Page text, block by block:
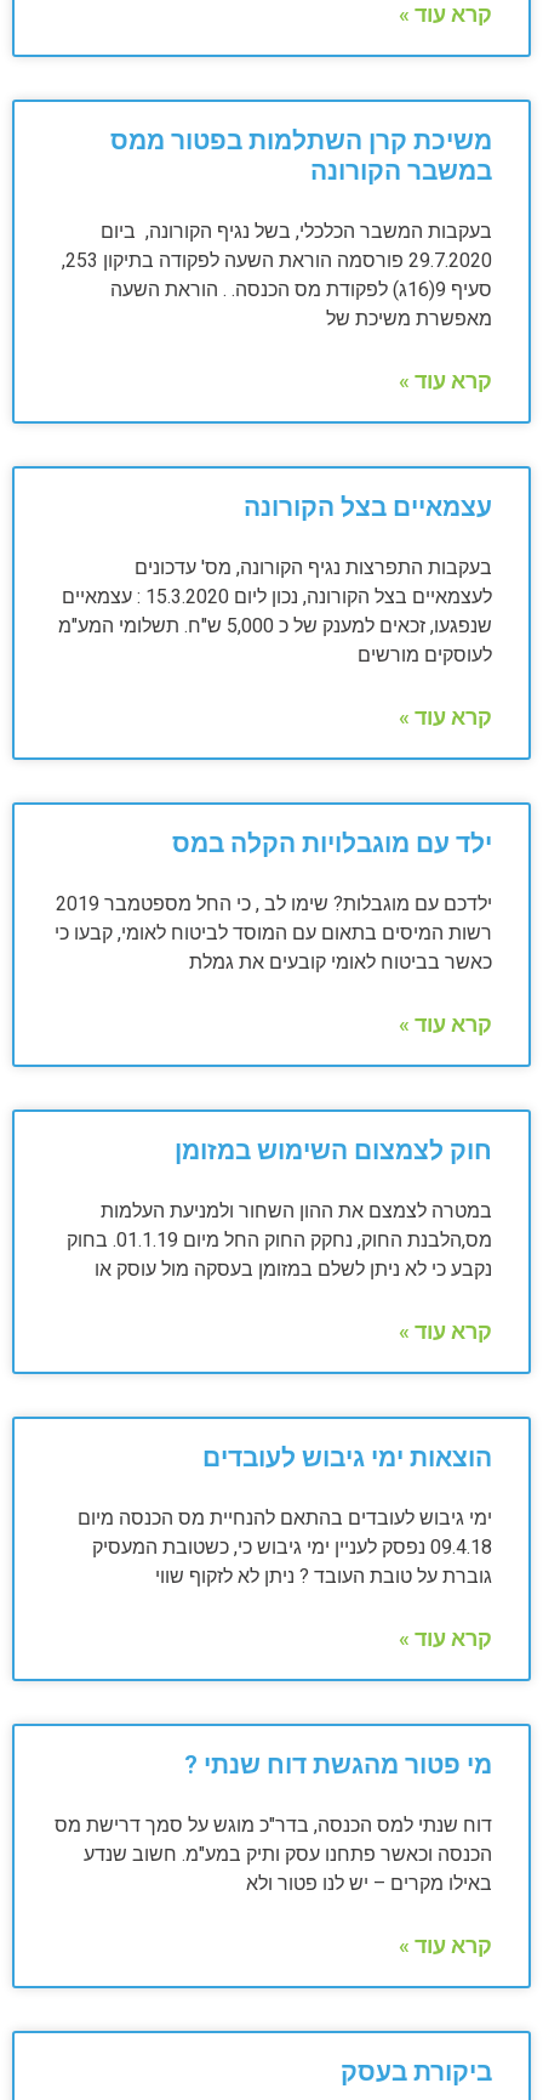
קרא עוד »
משיכת קרן השתלמות בפטור ממס
במשבר הקורונה
בעקבות המשבר הכלכלי, בשל נגיף הקורונה, ביום
29.7.2020 פורסמה הוראת השעה לפקודה בתיקון 253,
סעיף 9(16ג) לפקודת מס הכנסה. . הוראת השעה
מאפשרת משיכת של
קרא עוד »
עצמאיים בצל הקורונה
בעקבות התפרצות נגיף הקורונה, מס' עדכונים
לעצמאיים בצל הקורונה, נכון ליום 15.3.2020 : עצמאיים
שנפגעו, זכאים למענק של כ 5,000 ש"ח. תשלומי המע"מ
לעוסקים מורשים
קרא עוד »
ילד עם מוגבלויות הקלה במס
ילדכם עם מוגבלות? שימו לב , כי החל מספטמבר 2019
רשות המיסים בתאום עם המוסד לביטוח לאומי, קבעו כי
כאשר בביטוח לאומי קובעים את גמלת
קרא עוד »
חוק לצמצום השימוש במזומן
במטרה לצמצם את ההון השחור ולמניעת העלמות
מס,הלבנת החוק, נחקק החוק החל מיום 01.1.19. בחוק
נקבע כי לא ניתן לשלם במזומן בעסקה מול עוסק או
קרא עוד »
הוצאות ימי גיבוש לעובדים
ימי גיבוש לעובדים בהתאם להנחיית מס הכנסה מיום
09.4.18 נפסק לעניין ימי גיבוש כי, כשטובת המעסיק
גוברת על טובת העובד ? ניתן לא לזקוף שווי
קרא עוד »
מי פטור מהגשת דוח שנתי ?
דוח שנתי למס הכנסה, בדר"כ מוגש על סמך דרישת מס
הכנסה וכאשר פתחנו עסק ותיק במע"מ. חשוב שנדע
באילו מקרים – יש לנו פטור ולא
קרא עוד »
ביקורת בעסק